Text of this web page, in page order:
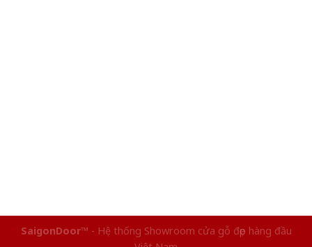
SaigonDoor™ - Hệ thống Showroom cửa gỗ đẹp hàng đầu